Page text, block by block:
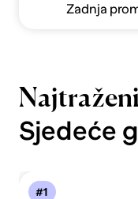
Zadnja
Sjedeće
#1